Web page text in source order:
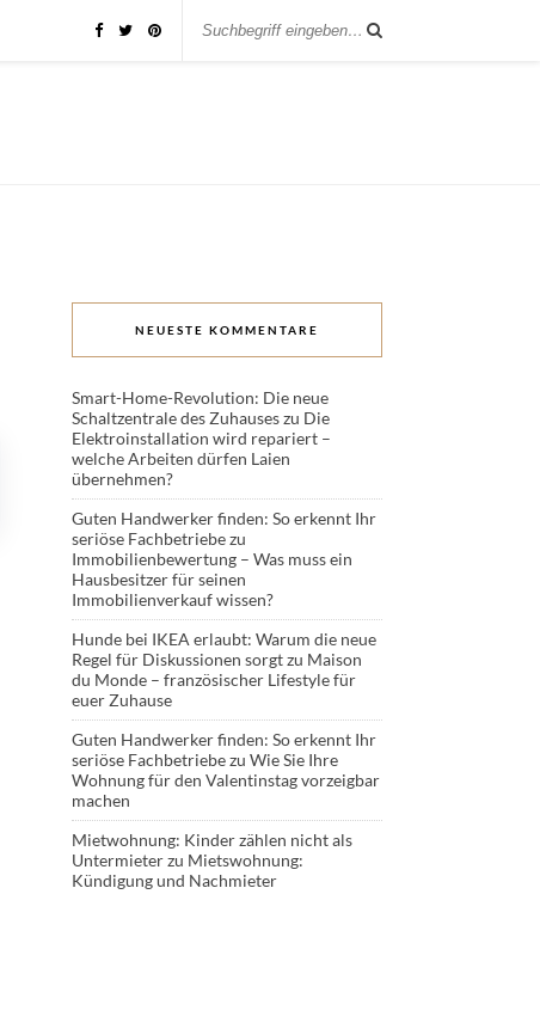
NEUESTE KOMMENTARE
Smart-Home-Revolution: Die neue
Schaltzentrale des Zuhauseszu Die
Elektroinstallation wird repariert –
welche Arbeiten dürfen Laien
übernehmen?
Guten Handwerker finden: So erkennt Ihr
seriöse Fachbetriebezu
Immobilienbewertung – Was muss ein
Hausbesitzer für seinen
Immobilienverkauf wissen?
Hunde bei IKEA erlaubt: Warum die neue
Regel für Diskussionen sorgtzu Maison
du Monde – französischer Lifestyle für
euer Zuhause
Guten Handwerker finden: So erkennt Ihr
seriöse Fachbetriebezu Wie Sie Ihre
Wohnung für den Valentinstag vorzeigbar
machen
Mietwohnung: Kinder zählen nicht als
Untermieterzu Mietswohnung:
Kündigung und Nachmieter